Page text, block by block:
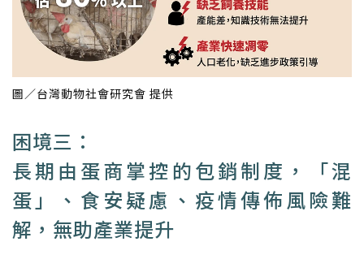
圖／台灣動物社會研究會 提供
困境三：
長期由蛋商掌控的包銷制度，「混
蛋」、食安疑慮、疫情傳佈風險難
解，無助產業提升